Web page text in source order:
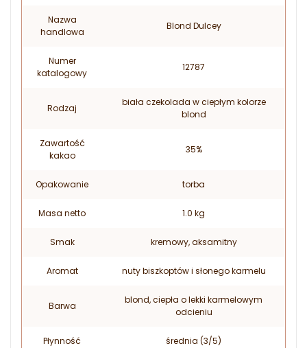
Nazwa
handlowa
Blond Dulcey
Numer
katalogowy
12787
Rodzaj
biała czekolada w ciepłym kolorze
blond
Zawartość
kakao
35%
Opakowanie torba
Masa netto 1.0 kg
Smak kremowy, aksamitny
Aromat nuty biszkoptów i słonego karmelu
Barwa
blond, ciepła o lekki karmelowym
odcieniu
Płynność średnia (3/5)